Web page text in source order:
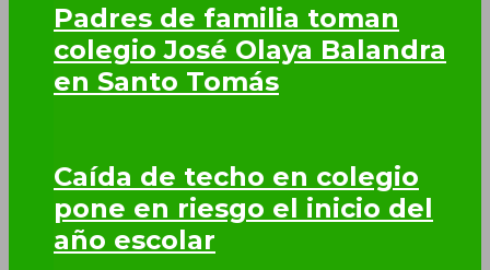
Padres de familia toman
colegio José Olaya Balandra
en Santo Tomás
Caída de techo en colegio
pone en riesgo el inicio del
año escolar